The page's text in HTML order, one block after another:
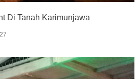
Di Tanah Karimunjawa
27